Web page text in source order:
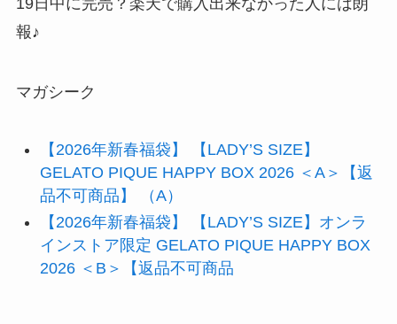
19日中に完売？楽天で購入出来なかった人には朗
報♪
マガシーク
【2026年新春福袋】 【LADY’S SIZE】
GELATO PIQUE HAPPY BOX 2026 ＜A＞【返
品不可商品】 （A）
【2026年新春福袋】 【LADY’S SIZE】オンラ
インストア限定 GELATO PIQUE HAPPY BOX
2026 ＜B＞【返品不可商品